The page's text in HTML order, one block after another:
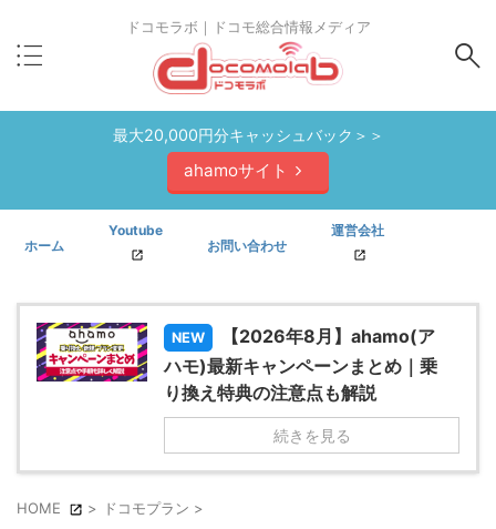
ドコモラボ｜ドコモ総合情報メディア
最大20,000円分キャッシュバック＞＞
ahamoサイト
ホーム
Youtube
お問い合わせ
運営会社
NEW
【2026年8月】ahamo(ア
ハモ)最新キャンペーンまとめ｜乗
り換え特典の注意点も解説
続きを見る
HOME > ドコモプラン >